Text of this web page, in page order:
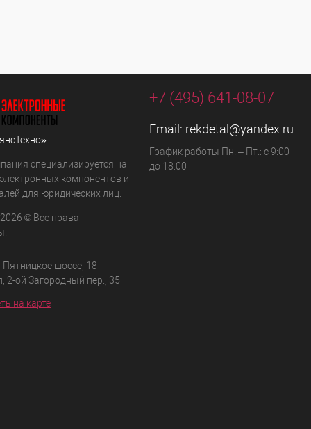
специализируется на
компонентов и
для юридических лиц.
© Все права
Пятницкое шоссе, 18
2-ой Загородный пер., 35
на карте
+7 (495) 641-08-07
Email: rekdetal@yandex.ru
График работы Пн. – Пт.: с 9:00
до 18:00